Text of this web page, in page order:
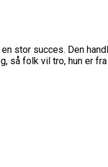
stor succes. Den
så folk vil tro, hun er